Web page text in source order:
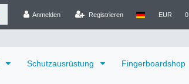
Anmelden Registrieren EUR 0
Schutzausrüstung Fingerboardshop